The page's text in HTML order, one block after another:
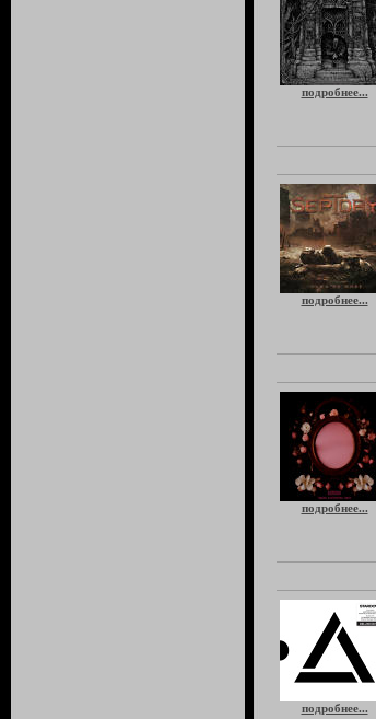
подробнее...
подробнее...
подробнее...
подробнее...